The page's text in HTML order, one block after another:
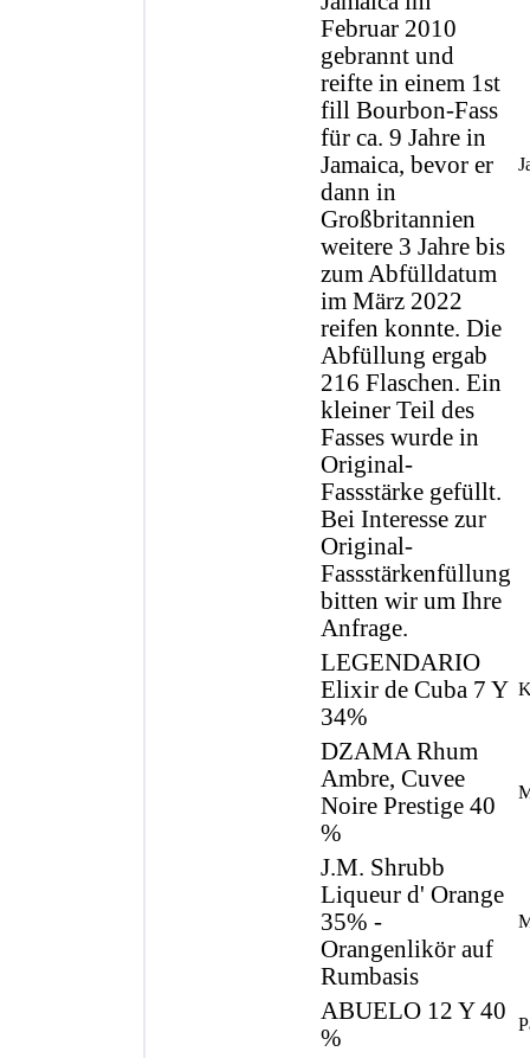
Februar 2010
gebrannt und
reifte in einem 1st
fill Bourbon-Fass
für ca. 9 Jahre in
Jamaica, bevor er
dann in
Großbritannien
weitere 3 Jahre bis
zum Abfülldatum
im März 2022
reifen konnte. Die
Abfüllung ergab
216 Flaschen. Ein
kleiner Teil des
Fasses wurde in
Original-
Fassstärke gefüllt.
Bei Interesse zur
Original-
Fassstärkenfüllung
bitten wir um Ihre
Anfrage.
LEGENDARIO
Elixir de Cuba 7 Y
34%
DZAMA Rhum
Ambre, Cuvee
Noire Prestige 40
%
J.M. Shrubb
Liqueur d' Orange
35% -
Orangenlikör auf
Rumbasis
ABUELO 12 Y 40
%